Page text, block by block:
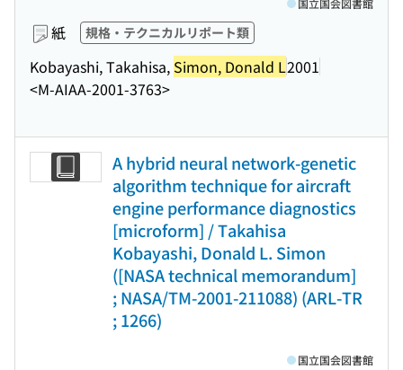
紙 規格・テクニカルリポート類
Kobayashi, Takahisa, Simon, Donald L2001
<M-AIAA-2001-3763>
国立国会図書館
A hybrid neural network-genetic
algorithm technique for aircraft
engine performance diagnostics
[microform] / Takahisa
Kobayashi, Donald L. Simon
([NASA technical memorandum]
; NASA/TM-2001-211088) (ARL-TR
; 1266)
国立国会図書館